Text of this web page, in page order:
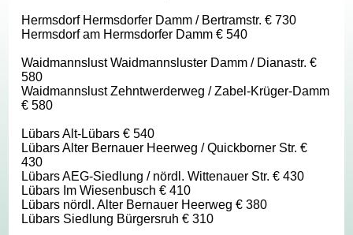
Hermsdorf Hermsdorfer Damm / Bertramstr. € 730
Hermsdorf am Hermsdorfer Damm € 540
Waidmannslust Waidmannsluster Damm / Dianastr. €
580
Waidmannslust Zehntwerderweg / Zabel-Krüger-Damm
€ 580
Lübars Alt-Lübars € 540
Lübars Alter Bernauer Heerweg / Quickborner Str. €
430
Lübars AEG-Siedlung / nördl. Wittenauer Str. € 430
Lübars Im Wiesenbusch € 410
Lübars nördl. Alter Bernauer Heerweg € 380
Lübars Siedlung Bürgersruh € 310